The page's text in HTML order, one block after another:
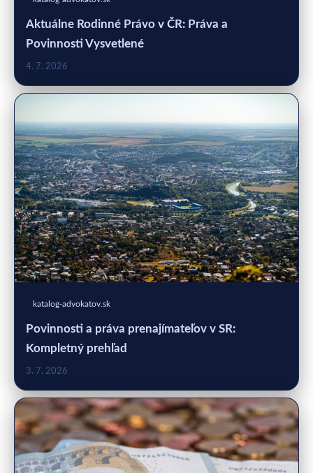
Aktuálne Rodinné Právo v ČR: Práva a
Povinnosti Vysvetlené
4. 7. 2026
katalog-advokatov.sk
Povinnosti a práva prenajímateľov v SR:
Kompletný prehľad
3. 7. 2026